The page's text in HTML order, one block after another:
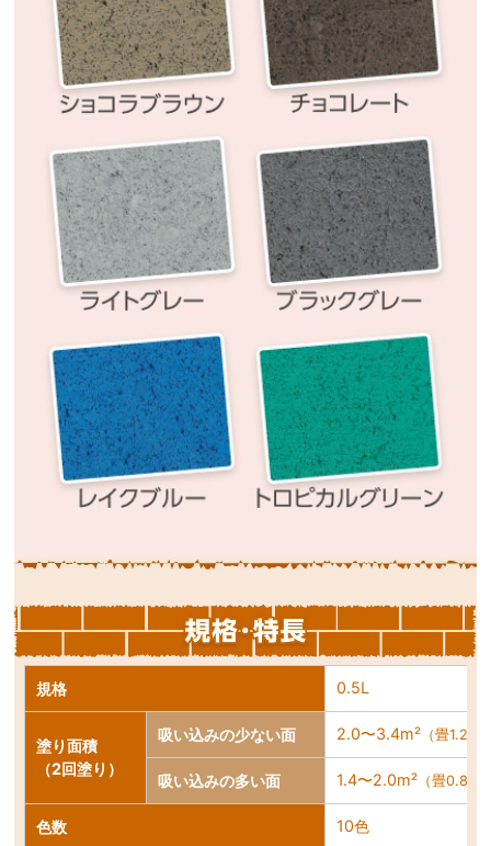
規格 0.5L
塗り面積
（2回塗り）
吸い込みの少ない面 2.0〜3.4m²（畳1.2〜
吸い込みの多い面 1.4〜2.0m²（畳0.8〜
色数 10色